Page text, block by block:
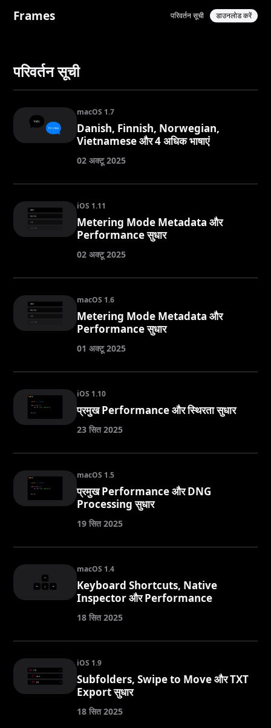
Frames परिवर्तन सूची डाउनलोड करें
परिवर्तन सूची
macOS 1.7
Danish, Finnish, Norwegian,
Vietnamese और 4 अधिक भाषाएं
02 अक्टू 2025
iOS 1.11
Metering Mode Metadata और
Performance सुधार
02 अक्टू 2025
macOS 1.6
Metering Mode Metadata और
Performance सुधार
01 अक्टू 2025
iOS 1.10
प्रमुख Performance और स्थिरता सुधार
23 सित 2025
macOS 1.5
प्रमुख Performance और DNG
Processing सुधार
19 सित 2025
macOS 1.4
Keyboard Shortcuts, Native
Inspector और Performance
18 सित 2025
iOS 1.9
Subfolders, Swipe to Move और TXT
Export सुधार
18 सित 2025